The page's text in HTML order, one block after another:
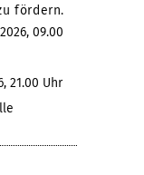
fördern.
09.00
21.00 Uhr